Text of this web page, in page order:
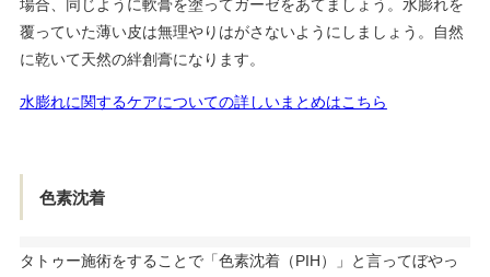
場合、同じように軟膏を塗ってガーゼをあてましょう。水膨れを
覆っていた薄い皮は無理やりはがさないようにしましょう。自然
に乾いて天然の絆創膏になります。
水膨れに関するケアについての詳しいまとめはこちら
色素沈着
タトゥー施術をすることで「色素沈着（PIH）」と言ってぼやっ